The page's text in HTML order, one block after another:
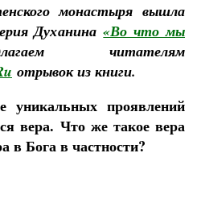
монастыря вышла
Духанина«Во что мы
читателям
отрывок из книги.
уникальных проявлений
вера. Что же такое вера
в Бога в частности?